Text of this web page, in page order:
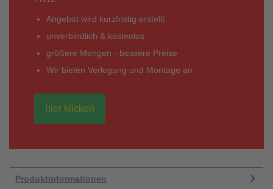
Angebot wird kurzfristig erstellt
unverbindlich & kostenlos
größere Mengen - bessere Preise
Wir bieten Verlegung und Montage an
hier klicken
Produktinformationen